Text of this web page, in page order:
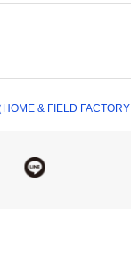
& FIELD FACTORY